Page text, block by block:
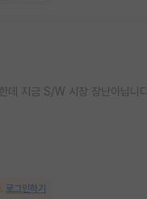
데 지금 S/W 시장 장난아닙니다.
로그인하기